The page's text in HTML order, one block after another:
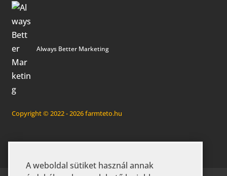
A weboldal sütiket használ annak
Always Better Marketing
Copyright © 2022 - 2026 farmteto.hu